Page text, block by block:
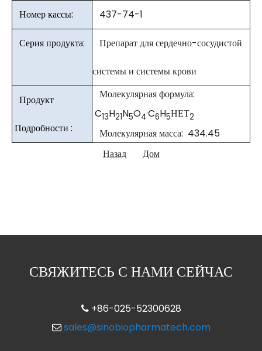
Номер кассы: 437-74-1
Серия продукта: Препарат для сердечно-сосудистой
системы и системы крови
Продукт
Подробности :
Молекулярная формула:
C13H21N5O4
.C6H5НЕТ2
Молекулярная масса: 434.45
Назад
Дом
СВЯЖИТЕСЬ С НАМИ СЕЙЧАС
+86-025-52300628
 sales@sinobiopharmatech.com